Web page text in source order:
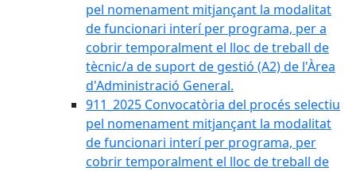
pel nomenament mitjançant la modalitat
de funcionari interí per programa, per a
cobrir temporalment el lloc de treball de
tècnic/a de suport de gestió (A2) de l'Àrea
d'Administració General.
911_2025 Convocatòria del procés selectiu
pel nomenament mitjançant la modalitat
de funcionari interí per programa, per
cobrir temporalment el lloc de treball de